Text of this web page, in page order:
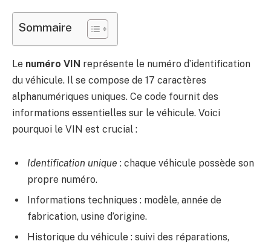
Sommaire
Le numéro VIN représente le numéro d’identification
du véhicule. Il se compose de 17 caractères
alphanumériques uniques. Ce code fournit des
informations essentielles sur le véhicule. Voici
pourquoi le VIN est crucial :
Identification unique : chaque véhicule possède son
propre numéro.
Informations techniques : modèle, année de
fabrication, usine d’origine.
Historique du véhicule : suivi des réparations,